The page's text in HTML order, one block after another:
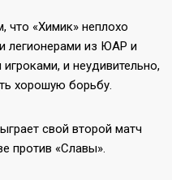
что «Химик» неплохо
легионерами из ЮАР и
и неудивительно,
хорошую борьбу.
свой второй матч
против «Славы».